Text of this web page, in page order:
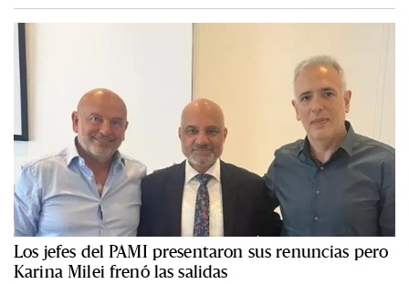
Los jefes del PAMI presentaron sus renuncias pero
Karina Milei frenó las salidas